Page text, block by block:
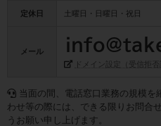
定休日 土曜日・日曜日・祝日
メール
ドメイン設定（受信拒
当面の間、電話窓口業務の規模
わせ等の際には、できる限りお問合
うお願い申し上げます。